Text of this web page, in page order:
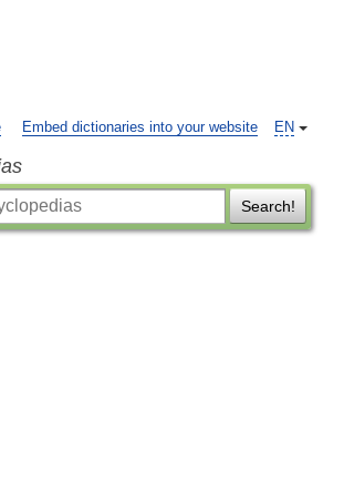
EN
Embed dictionaries into your website
Search!